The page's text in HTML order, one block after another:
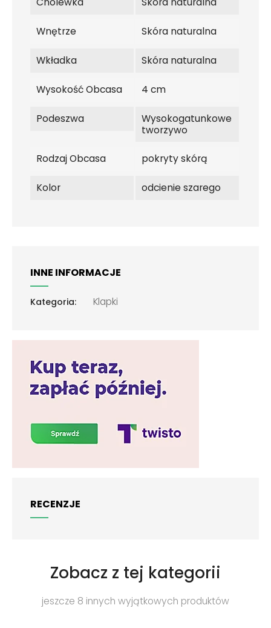
Wnętrze Skóra naturalna
Wkładka Skóra naturalna
Wysokość Obcasa 4 cm
Podeszwa
Wysokogatunkowe
tworzywo
Rodzaj Obcasa pokryty skórą
Kolor odcienie szarego
INNE INFORMACJE
Kategoria: Klapki
RECENZJE
Zobacz z tej kategorii
jeszcze 8 innych wyjątkowych produktów